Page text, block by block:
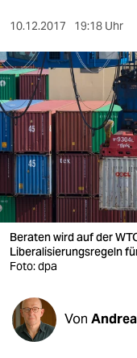
sport
berlin
nord
wahrheit
verlag
verlag
veranstaltungen
fragen & hilfe
10.12.2017 19:18 Uhr
Beraten wird auf der
Liberalisierungsregeln
Foto: dpa
Von